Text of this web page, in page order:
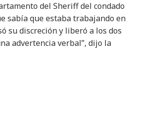
del Sheriff del condado
sabía que estaba trabajando en
su discreción y liberó a los dos
advertencia verbal”, dijo la